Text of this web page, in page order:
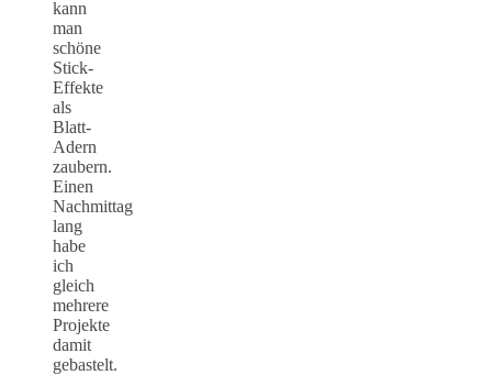
kann
man
schöne
Stick-
Effekte
als
Blatt-
Adern
zaubern.
Einen
Nachmittag
lang
habe
ich
gleich
mehrere
Projekte
damit
gebastelt.